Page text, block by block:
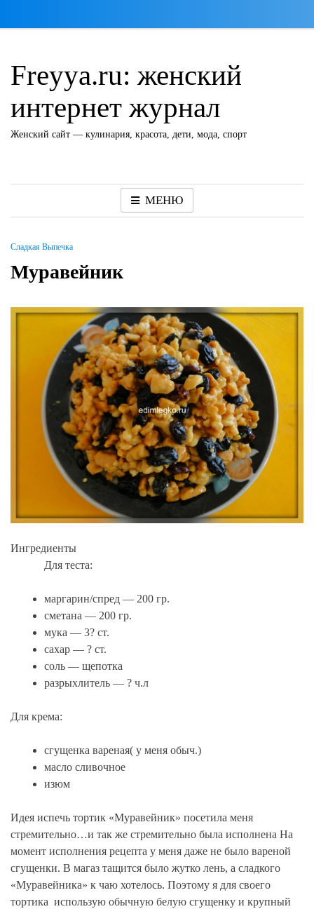
Freyya.ru: женский
интернет журнал
Женский сайт — кулинария, красота, дети, мода, спорт
МЕНЮ
Сладкая Выпечка
Муравейник
Ингредиенты
Для теста:
маргарин/спред — 200 гр.
сметана — 200 гр.
мука — 3? ст.
сахар — ? ст.
соль — щепотка
разрыхлитель — ? ч.л
Для крема:
сгущенка вареная( у меня обыч.)
масло сливочное
изюм
Идея испечь тортик «Муравейник» посетила меня
стремительно…и так же стремительно была исполнена На
момент исполнения рецепта у меня даже не было вареной
сгущенки. В магаз тащится было жутко лень, а сладкого
«Муравейника» к чаю хотелось. Поэтому я для своего
тортика использую обычную белую сгущенку и крупный